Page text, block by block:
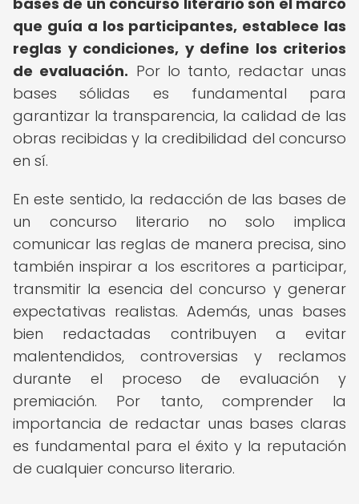
que guía a los participantes, establece las
reglas y condiciones, y define los criterios
de evaluación. Por lo tanto, redactar unas
bases sólidas es fundamental para
garantizar la transparencia, la calidad de las
obras recibidas y la credibilidad del concurso
en sí.
En este sentido, la redacción de las bases de
un concurso literario no solo implica
comunicar las reglas de manera precisa, sino
también inspirar a los escritores a participar,
transmitir la esencia del concurso y generar
expectativas realistas. Además, unas bases
bien redactadas contribuyen a evitar
malentendidos, controversias y reclamos
durante el proceso de evaluación y
premiación. Por tanto, comprender la
importancia de redactar unas bases claras
es fundamental para el éxito y la reputación
de cualquier concurso literario.